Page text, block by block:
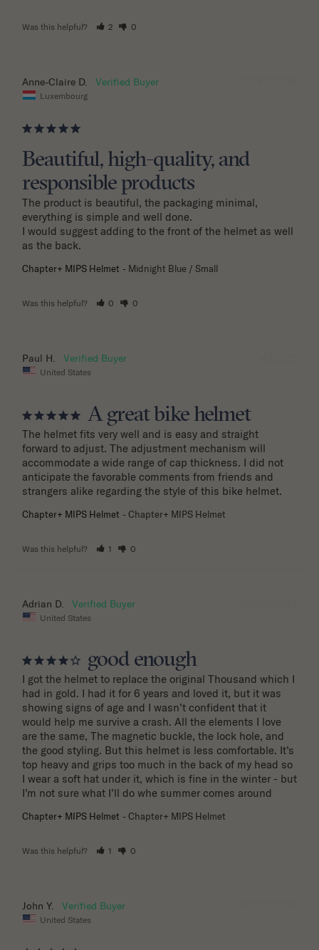
Was this helpful? 2 0
Anne-Claire D.
Luxembourg
Beautiful, high-quality, and
responsible products
The product is beautiful, the packaging minimal,
everything is simple and well done.
I would suggest adding to the front of the helmet as well
as the back.
Chapter+ MIPS Helmet Midnight Blue / Small
Was this helpful? 0 0
Paul H.
United States
A great bike helmet
The helmet fits very well and is easy and straight
forward to adjust. The adjustment mechanism will
accommodate a wide range of cap thickness. I did not
anticipate the favorable comments from friends and
strangers alike regarding the style of this bike helmet.
Chapter+ MIPS Helmet Chapter+ MIPS Helmet
Was this helpful? 1 0
Adrian D.
United States
good enough
I got the helmet to replace the original Thousand which I
had in gold. I had it for 6 years and loved it, but it was
showing signs of age and I wasn’t confident that it
would help me survive a crash. All the elements I love
are the same, The magnetic buckle, the lock hole, and
the good styling. But this helmet is less comfortable. It’s
top heavy and grips too much in the back of my head so
I wear a soft hat under it, which is fine in the winter - but
I’m not sure what I’ll do whe summer comes around
Chapter+ MIPS Helmet Chapter+ MIPS Helmet
Was this helpful? 1 0
John Y.
United States